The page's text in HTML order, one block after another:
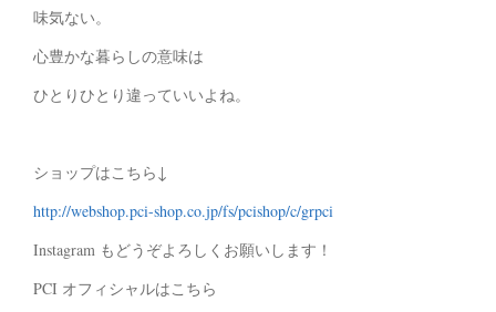
味気ない。
心豊かな暮らしの意味は
ひとりひとり違っていいよね。
ショップはこちら↓
http://webshop.pci-shop.co.jp/fs/pcishop/c/grpci
Instagram もどうぞよろしくお願いします！
PCI オフィシャルはこちら